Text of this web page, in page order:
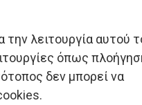
την λειτουργία αυτού
όπως
δεν μπορεί να